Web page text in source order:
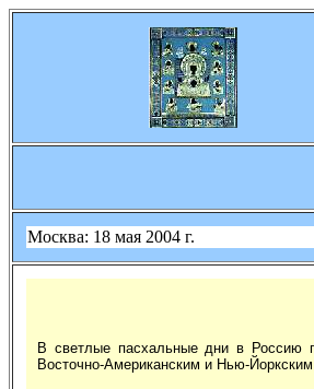
Москва: 18 мая 2004 г.
В светлые пасхальные дни в Россию
Восточно-Американским и Нью-